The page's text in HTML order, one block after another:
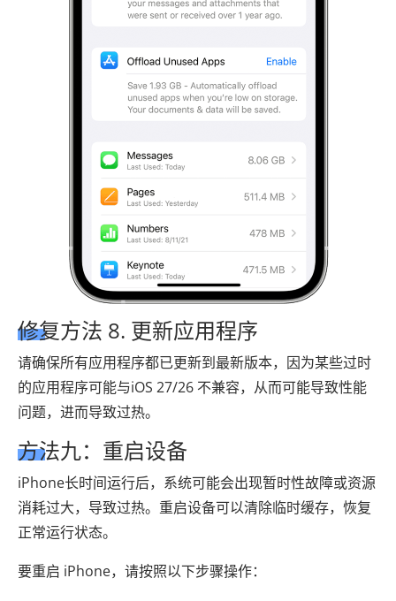
修复方法 8. 更新应用程序
请确保所有应用程序都已更新到最新版本，因为某些过时
的应用程序可能与iOS 27/26 不兼容，从而可能导致性能
问题，进而导致过热。
方法九：重启设备
iPhone长时间运行后，系统可能会出现暂时性故障或资源
消耗过大，导致过热。重启设备可以清除临时缓存，恢复
正常运行状态。
要重启 iPhone，请按照以下步骤操作：